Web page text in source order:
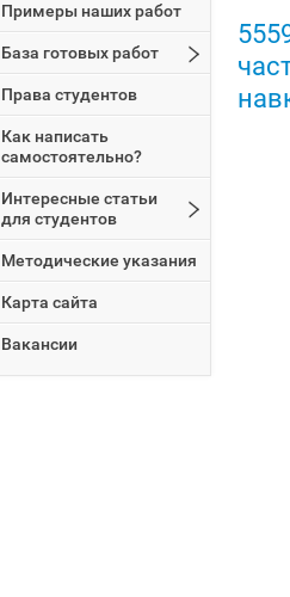
Примеры наших работ
База готовых работ
Права студентов
Как написать
самостоятельно?
Интересные статьи
для студентов
Методические указания
Карта сайта
Вакансии